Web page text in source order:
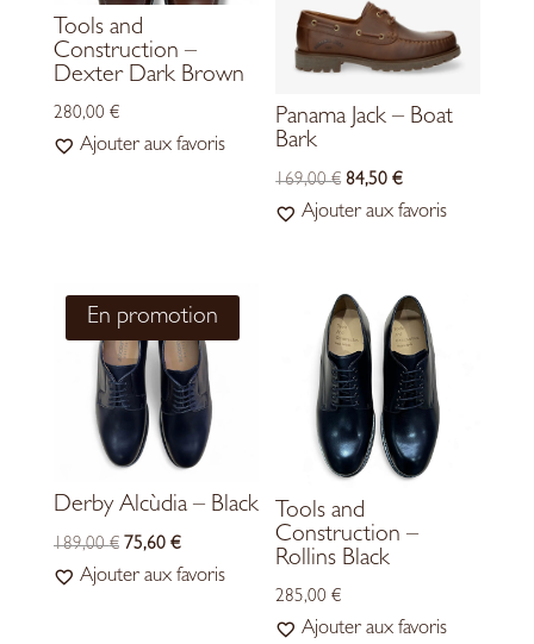
Tools and
Construction –
Dexter Dark Brown
280,00 €
Ajouter aux favoris
Panama Jack – Boat
Bark
169,00€ LE
PRIX
169,00 €.
84,50€LE
PRIX
84,50 €.
Ajouter aux favoris
En promotion
Derby Alcùdia – Black
189,00€ LE
PRIX
75,60 €LE
PRIX
Ajouter aux favoris
Tools and
Construction –
Rollins Black
285,00€
Ajouter aux favoris